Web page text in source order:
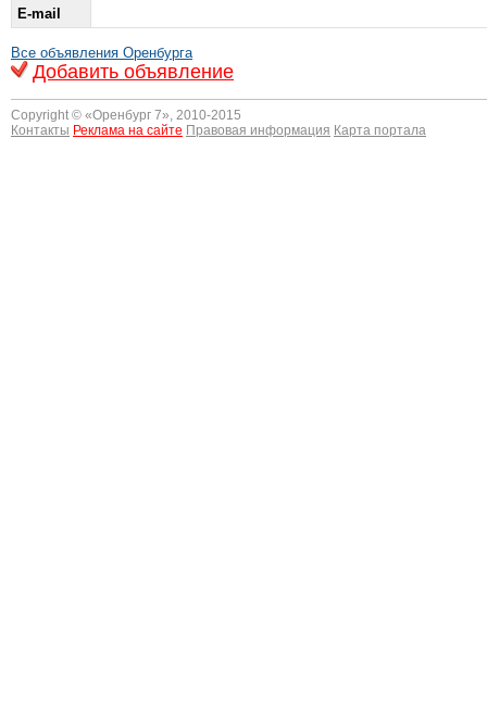
E-mail
Все объявления Оренбурга
Добавить объявление
Copyright © «Оренбург 7», 2010-2015
Контакты Реклама на сайте Правовая информация Карта портала